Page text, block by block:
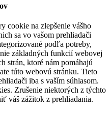
cookie na zlepšenie vášho
sa vo vašom prehliadači
podľa potreby,
základných funkcií webovej
strán, ktoré nám pomáhajú
túto webovú stránku. Tieto
iba s vaším súhlasom.
Zrušenie niektorých z týchto
váš zážitok z prehliadania.